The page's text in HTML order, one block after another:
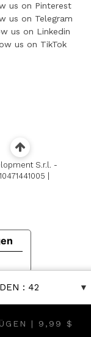
: 42
| 9,99 $
us on Pinterest
us on Telegram
us on Linkedin
us on TikTok
S.r.l. -
|